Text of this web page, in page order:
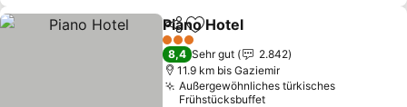
TeilenZu Favoriten hinzufügen
Piano Hotel
3 Sterne
8,4 Sehr gut
2.842
11.9 km bis Gaziemir
Außergewöhnliches türkisches
Frühstücksbuffet